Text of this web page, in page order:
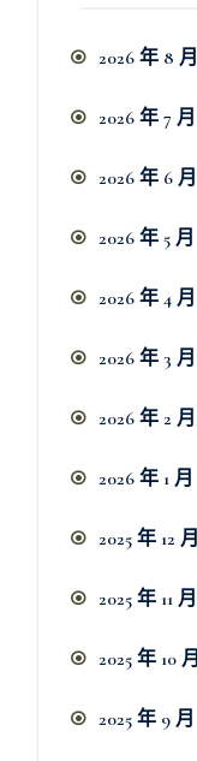
2026 年 8 月
2026 年 7 月
2026 年 6 月
2026 年 5 月
2026 年 4 月
2026 年 3 月
2026 年 2 月
2026 年 1 月
2025 年 12 月
2025 年 11 月
2025 年 10 月
2025 年 9 月